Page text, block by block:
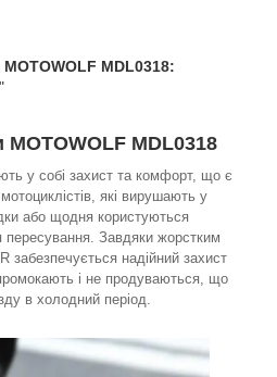
MOTOWOLF MDL0318
у собі захист та комфорт, що є
які вирушають у
або щодня користуються
пересування. Завдяки жорстким
забезпечується надійний захист
і не продуваються, що
в холодний період.
MDL0318: